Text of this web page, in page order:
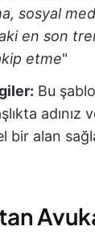
sosyal
en son
etme"
Bu
adınız
bir alan